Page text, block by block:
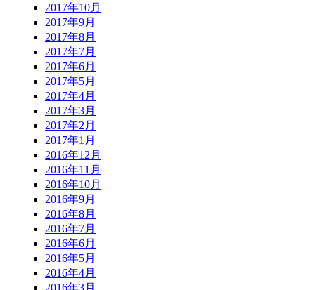
2017年10月
2017年9月
2017年8月
2017年7月
2017年6月
2017年5月
2017年4月
2017年3月
2017年2月
2017年1月
2016年12月
2016年11月
2016年10月
2016年9月
2016年8月
2016年7月
2016年6月
2016年5月
2016年4月